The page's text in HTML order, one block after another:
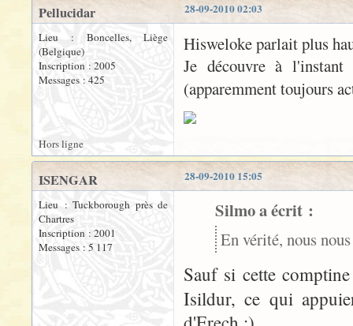
28-09-2010 02:03
Pellucidar
Lieu : Boncelles, Liège
(Belgique)
Inscription : 2005
Messages : 425
Hisweloke parlait plus
Je découvre à
(apparemment toujours
Hors ligne
28-09-2010 15:05
ISENGAR
Lieu : Tuckborough près de
Chartres
Inscription : 2001
Messages : 5 117
Silmo a écrit :
En vérité, nous
Sauf si cette
Isildur, ce qui